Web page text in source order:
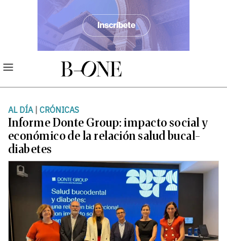
AL DÍA| CRÓNICAS
Informe Donte Group: impacto social y
económico de la relación salud bucal-
diabetes